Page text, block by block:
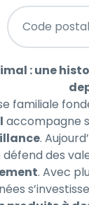
Code postal
: une
familiale
accompagne
.
défend des
. Avec